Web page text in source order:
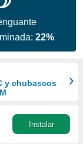
22%
y chubascos
Instalar